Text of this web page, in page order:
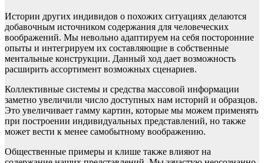
Истории других индивидов о похожих ситуациях делаются
добавочным источником содержания для человеческих
воображений. Мы невольно адаптируем на себя посторонние
опыты и интегрируем их составляющие в собственные
ментальные конструкции. Данный ход дает возможность
расширить ассортимент возможных сценариев.
Коллективные системы и средства массовой информации
заметно увеличили число доступных нам историй и образцов.
Это увеличивает гамму картин, которые мы можем применять
при построении индивидуальных представлений, но также
может вести к менее самобытному воображению.
Общественные примеры и клише также влияют на